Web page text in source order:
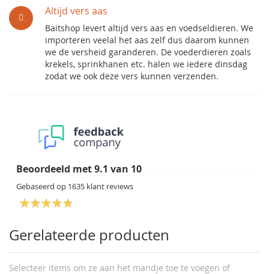
Altijd vers aas
Baitshop levert altijd vers aas en voedseldieren. We
importeren veelal het aas zelf dus daarom kunnen
we de versheid garanderen. De voederdieren zoals
krekels, sprinkhanen etc. halen we iedere dinsdag
zodat we ook deze vers kunnen verzenden.
Beoordeeld met9.1 van 10
Gebaseerd op 1635 klant reviews
Gerelateerde producten
Selecteer items om ze aan het mandje toe te voegen of